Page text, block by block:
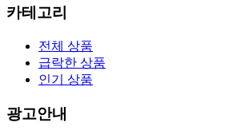
카테고리
전체 상품
급락한 상품
인기 상품
광고안내